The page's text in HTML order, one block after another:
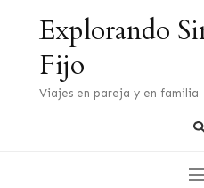
Explorando
Fijo
Viajes en pareja y en familia